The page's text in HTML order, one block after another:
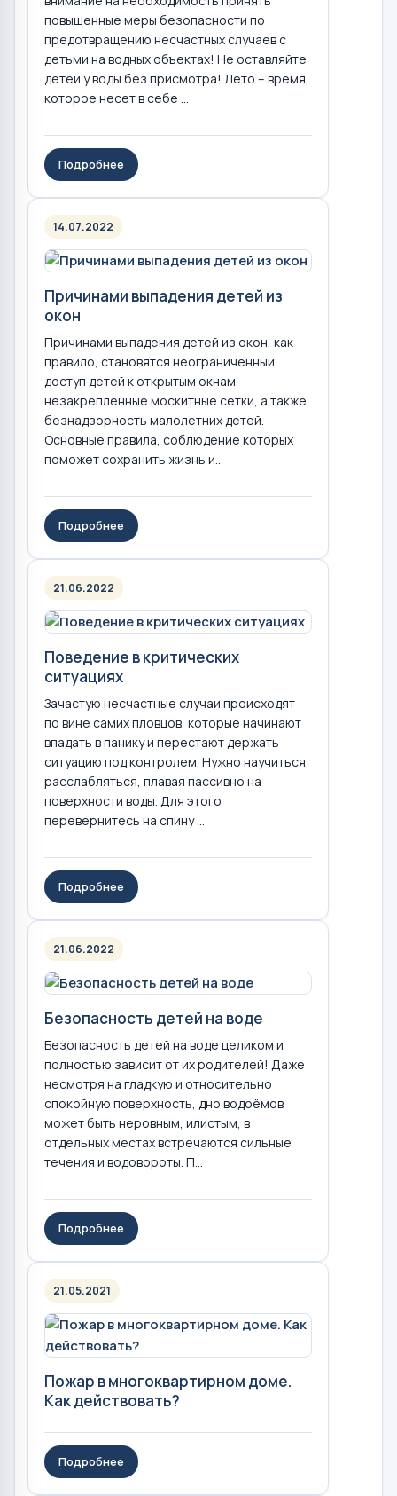
повышенные меры безопасности по
предотвращению несчастных случаев с
детьми на водных объектах! Не оставляйте
детей у воды без присмотра! Лето – время,
которое несет в себе ...
Подробнее
14.07.2022
Причинами выпадения детей из
окон
Причинами выпадения детей из окон, как
правило, становятся неограниченный
доступ детей к открытым окнам,
незакрепленные москитные сетки, а также
безнадзорность малолетних детей.
Основные правила, соблюдение которых
поможет сохранить жизнь и...
Подробнее
21.06.2022
Поведение в критических
ситуациях
Зачастую несчастные случаи происходят
по вине самих пловцов, которые начинают
впадать в панику и перестают держать
ситуацию под контролем. Нужно научиться
расслабляться, плавая пассивно на
поверхности воды. Для этого
перевернитесь на спину ...
Подробнее
21.06.2022
Безопасность детей на воде
Безопасность детей на воде целиком и
полностью зависит от их родителей! Даже
несмотря на гладкую и относительно
спокойную поверхность, дно водоёмов
может быть неровным, илистым, в
отдельных местах встречаются сильные
течения и водовороты. П...
Подробнее
21.05.2021
Пожар в многоквартирном доме.
Как действовать?
Подробнее